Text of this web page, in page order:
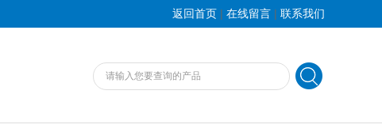
返回首页 | 在线留言 | 联系我们